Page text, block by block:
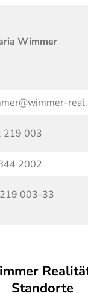
Wimmer
219 003
2002
003-33
Standorte